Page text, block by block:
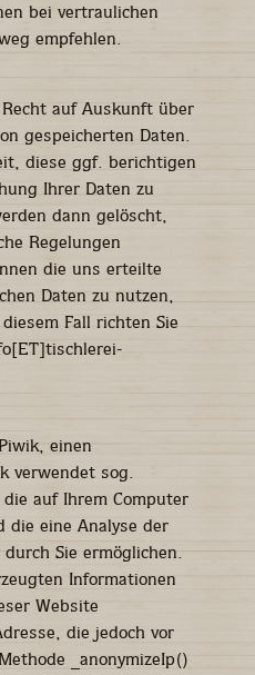
bei vertraulichen
empfehlen.
auf Auskunft über
gespeicherten Daten.
diese ggf. berichtigen
Ihrer Daten zu
dann gelöscht,
Regelungen
die uns erteilte
Daten zu nutzen,
Fall richten Sie
einen
verwendet sog.
auf Ihrem Computer
die eine Analyse der
Sie ermöglichen.
Informationen
Website
die jedoch vor
_anonymizeIp()